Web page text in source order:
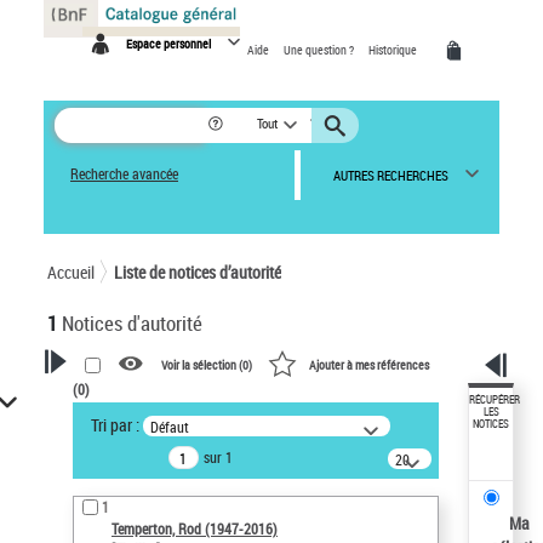
Espace personnel Aide Une question ? Historique
Tout
Recherche avancée AUTRES RECHERCHES
Accueil Liste de notices d’autorité
1 Notices d'autorité
VOTRE RECHERCHE
Recherche avancée dans les
notices d’autorité
Œuvres liées à l'auteur :
Temperton, Rod (1947-2016)
Voir la sélection (0) Ajouter à mes références
(0)
Tri par : Défaut
sur 1
20
résultats/page
1
Temperton, Rod (1947-2016)
RÉCUPÉRER
LES
NOTICES
Ma
Panneau de gestion des cookies